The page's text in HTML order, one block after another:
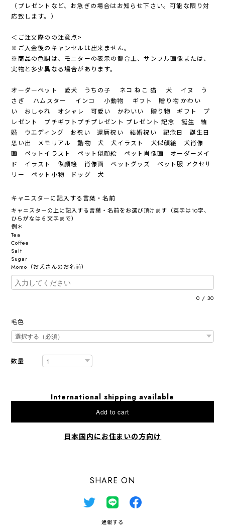
（プレゼントなど、お急ぎの場合はお知らせ下さい。可能な限り対
応致します。）
＜ご注文際のの注意点>
※ご入金後のキャンセルは出来ません。
※商品の色調は、モニターの表示の都合上、サンプル画像または、
実物と多少異なる場合があります。
オーダーペット 愛犬 うちの子 ネコ ねこ 猫 犬 イヌ う
さぎ ハムスター インコ 小動物 ギフト 贈り物 かわい
い おしゃれ オシャレ 可愛い かわいい 贈り物 ギフト プ
レゼント プチギフトプチプレゼント プレゼント 記念 誕生 結
婚 ウエディング お祝い 還暦祝い 結婚祝い 記念日 誕生日
思い出 メモリアル 動物 犬 犬イラスト 犬似顔絵 犬肖像
画 ペットイラスト ペット似顔絵 ペット肖像画 オーダーメイ
ド イラスト 似顔絵 肖像画 ペットグッズ ペット服 アクセサ
リー ペット小物 ドッグ 犬
キャニスターに記入する言葉・名前
キャニスターの上に記入する言葉・名前をお選び頂けます（英字は10字、
ひらがなは６文字まで）
例＊
Tea
Coffee
Salt
Sugar
Momo（お犬さんのお名前）
0 / 30
毛色
数量
International shipping available
Add to cart
日本国内にお住まいの方向け
SHARE ON
通報する